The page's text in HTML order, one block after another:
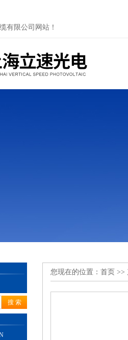
有限公司网站！
您现在的位置： 首页 >>